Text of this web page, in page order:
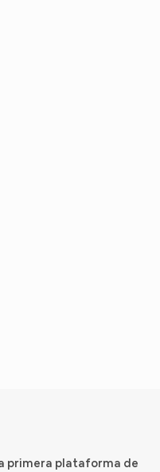
primera plataforma de